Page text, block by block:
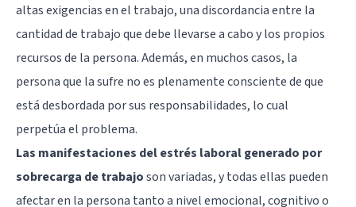
altas exigencias en el trabajo, una discordancia entre la
cantidad de trabajo que debe llevarse a cabo y los propios
recursos de la persona. Además, en muchos casos, la
persona que la sufre no es plenamente consciente de que
está desbordada por sus responsabilidades, lo cual
perpetúa el problema.
Las manifestaciones del estrés laboral generado por
sobrecarga de trabajoson variadas, y todas ellas pueden
afectar en la persona tanto a nivel emocional, cognitivo o